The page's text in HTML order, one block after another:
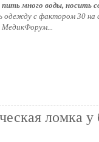
пить много воды, носить
с фактором 30 на
МедикФорум...
ломка у